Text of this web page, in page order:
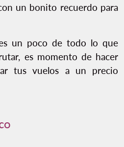
un bonito recuerdo para
un poco de todo lo que
es momento de hacer
tus vuelos a un precio